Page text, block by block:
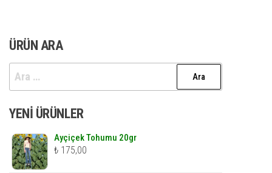
ÜRÜN ARA
Arama:
YENI ÜRÜNLER
Ayçiçek Tohumu 20gr
₺ 175,00